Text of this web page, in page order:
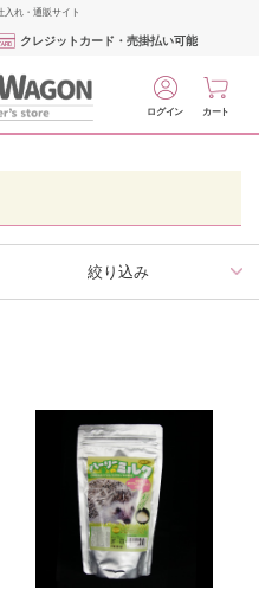
入れ・通販サイト
クレジットカード・売掛払い可能
ログイン カート
絞り込み